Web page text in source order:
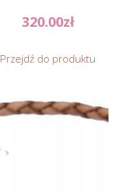
320.00zł
Przejdź do produktu